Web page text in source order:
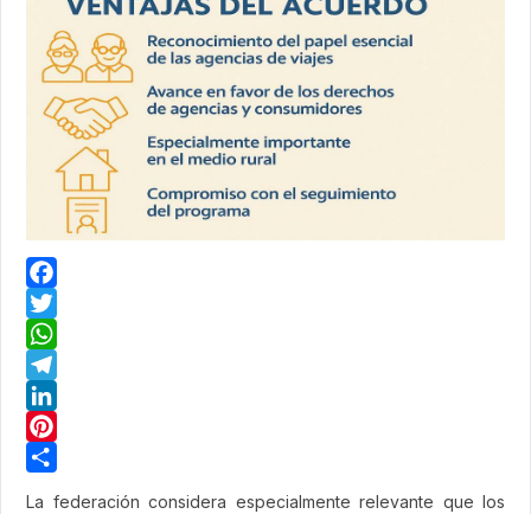
Facebook
Twitter
WhatsApp
Telegram
LinkedIn
Pinterest
La federación considera especialmente relevante que los